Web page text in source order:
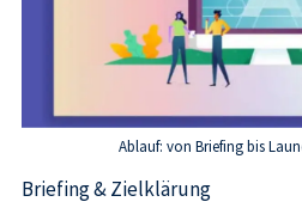
Ablauf: von Briefing bis
Briefing & Zielklärung